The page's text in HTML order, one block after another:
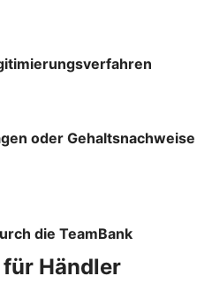
oder Gehaltsnachweise
die TeamBank
Händler